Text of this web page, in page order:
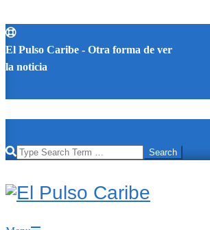
Skip
to
content
El Pulso Caribe - Otra forma de ver
la noticia
Search
El